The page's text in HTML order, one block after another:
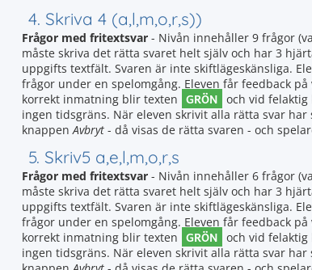
4. Skriva 4 (a,l,m,o,r,s))
Frågor med fritextsvar - Nivån innehåller 9 frågor
måste skriva det rätta svaret helt själv och har 3
uppgifts textfält. Svaren är inte skiftlägeskänsliga.
frågor under en spelomgång. Eleven får feedback
korrekt inmatning blir texten GRÖN och vid
ingen tidsgräns. När eleven skrivit alla rätta svar
knappenAvbryt - då visas de rätta svaren - och
5. Skriv5 a,e,l,m,o,r,s
Frågor med fritextsvar - Nivån innehåller 6 frågor
måste skriva det rätta svaret helt själv och har 3
uppgifts textfält. Svaren är inte skiftlägeskänsliga.
frågor under en spelomgång. Eleven får feedback
korrekt inmatning blir texten GRÖN och vid
ingen tidsgräns. När eleven skrivit alla rätta svar